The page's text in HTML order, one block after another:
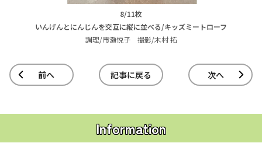
8/11枚
いんげんとにんじんを交互に縦に並べる/キッズミートローフ
調理/市瀬悦子 撮影/木村 拓
前へ 記事に戻る 次へ
Information